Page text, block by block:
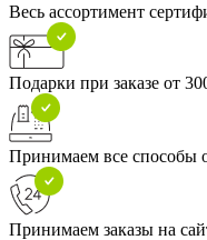
Весь ассортимент
Подарки при заказе от
Принимаем все способы
Принимаем заказы на